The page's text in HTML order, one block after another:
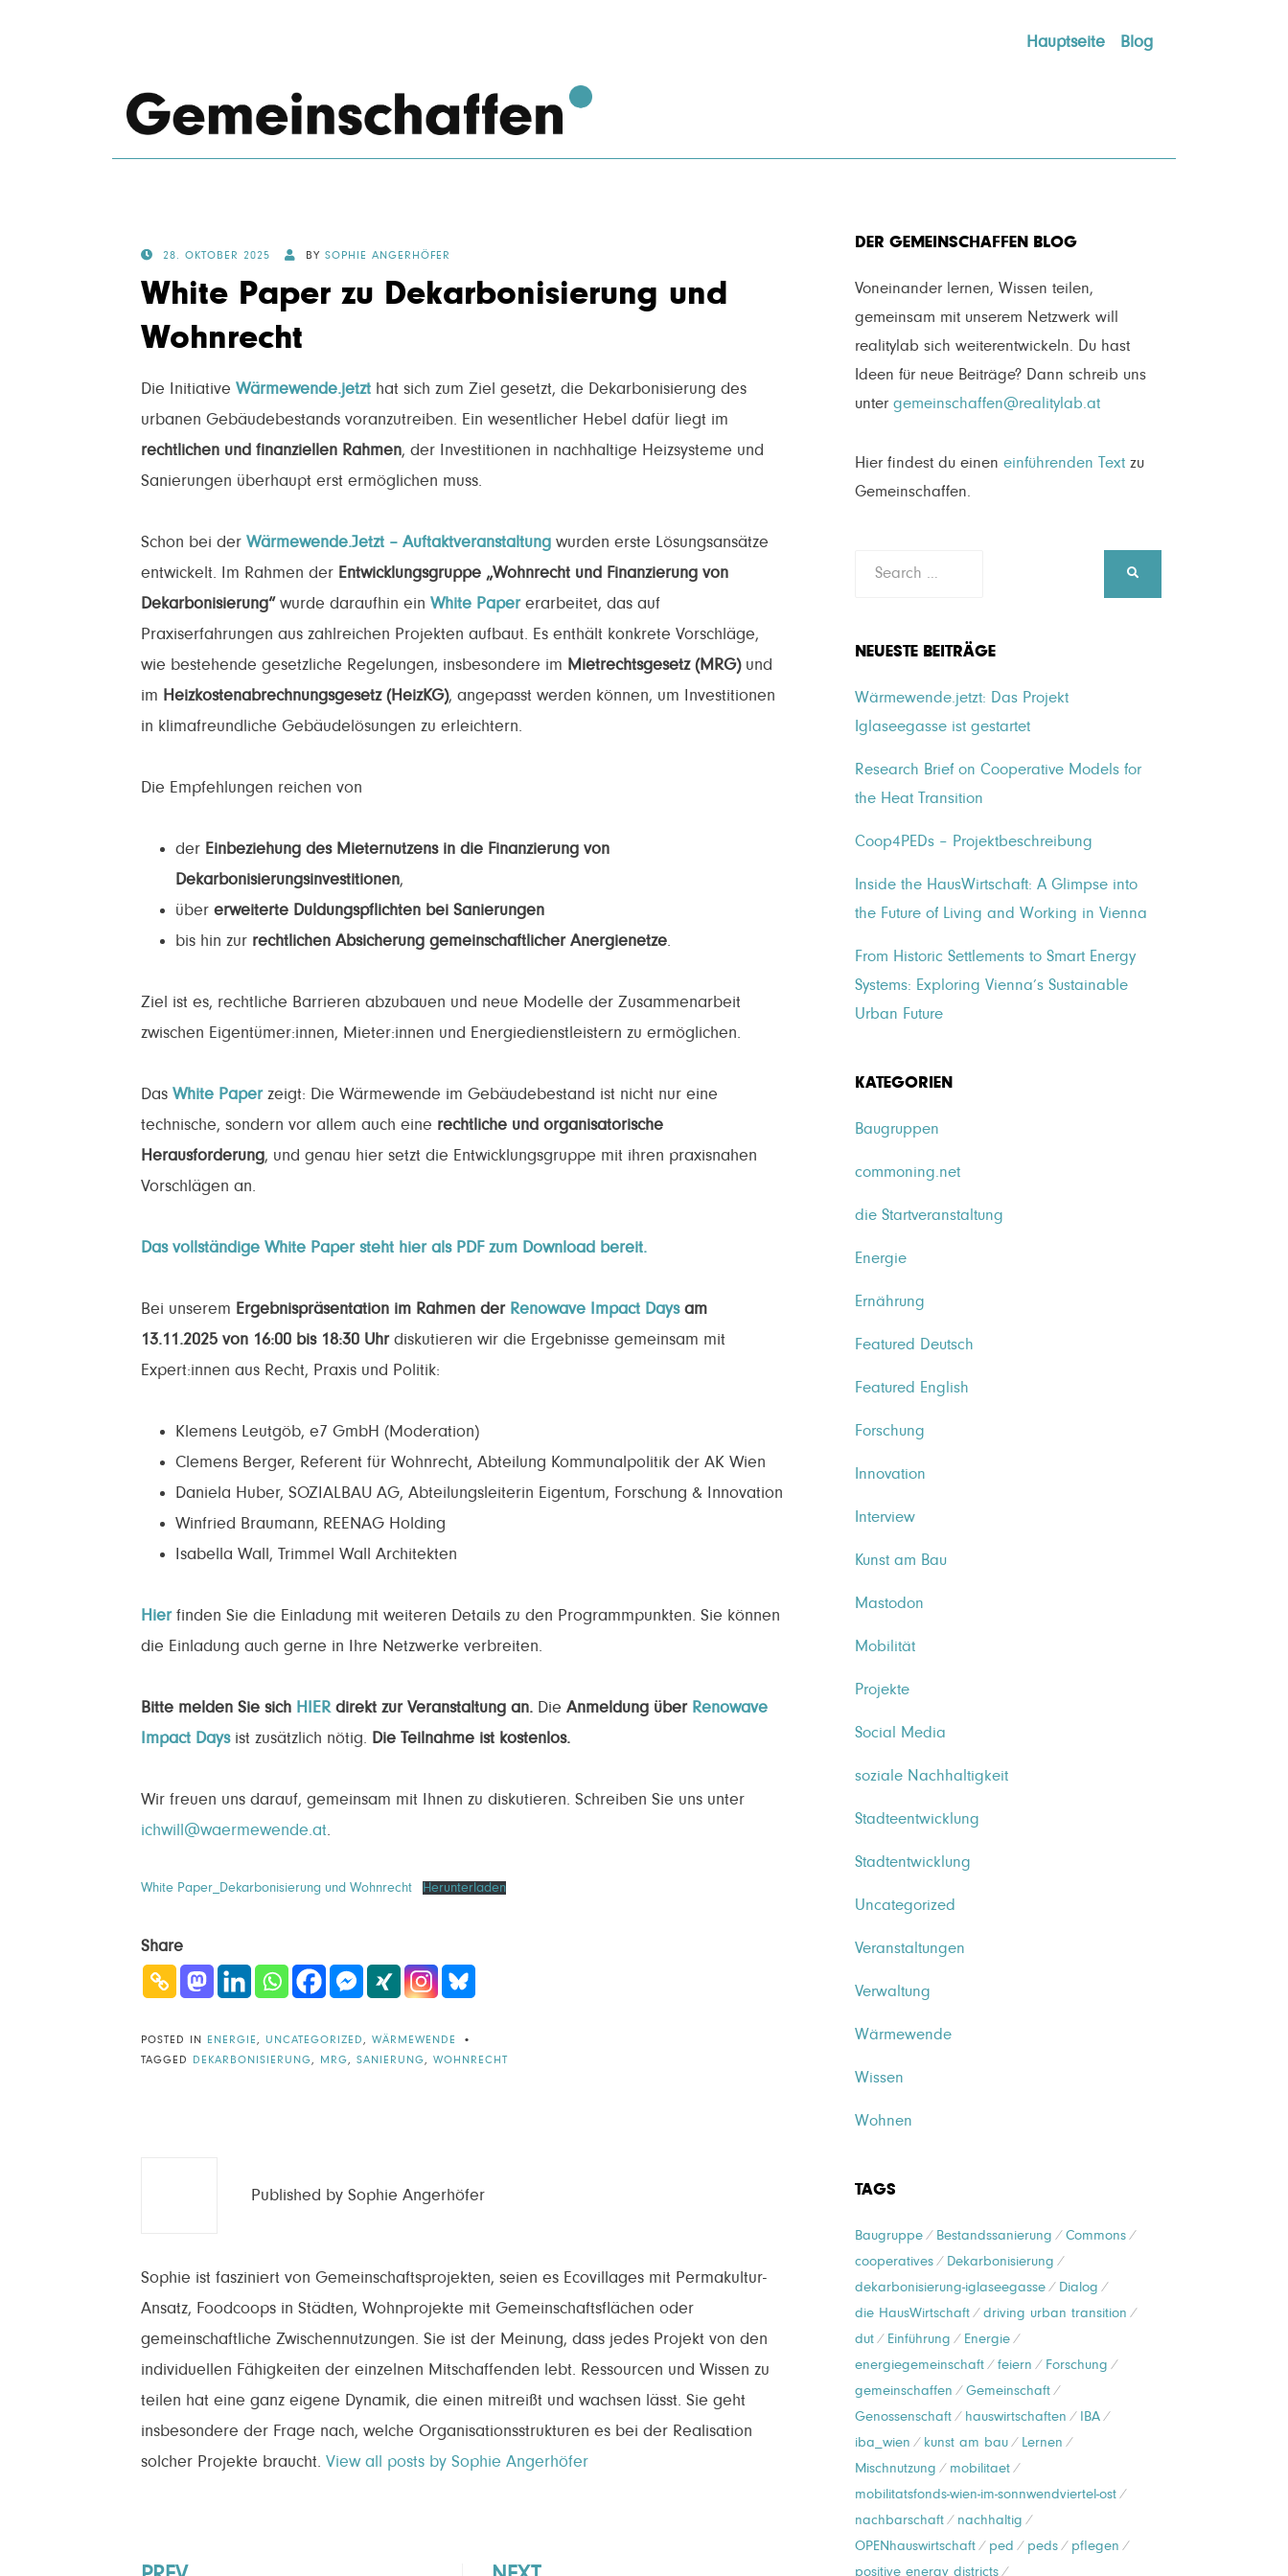
Hauptseite Blog
POSTED28. OKTOBER 2025 BY SOPHIE ANGERHÖFER
White Paper zu Dekarbonisierung und
Wohnrecht
Die Initiative Wärmewende.jetzt hat sich zum Ziel gesetzt, die Dekarbonisierung des
urbanen Gebäudebestands voranzutreiben. Ein wesentlicher Hebel dafür liegt im
rechtlichen und finanziellen Rahmen, der Investitionen in nachhaltige Heizsysteme und
Sanierungen überhaupt erst ermöglichen muss.
Schon bei der Wärmewende.Jetzt – Auftaktveranstaltung wurden erste Lösungsansätze
entwickelt. Im Rahmen der Entwicklungsgruppe „Wohnrecht und Finanzierung von
Dekarbonisierung“wurde daraufhin ein White Paper erarbeitet, das auf
Praxiserfahrungen aus zahlreichen Projekten aufbaut. Es enthält konkrete Vorschläge,
wie bestehende gesetzliche Regelungen, insbesondere im Mietrechtsgesetz (MRG)und
im Heizkostenabrechnungsgesetz (HeizKG), angepasst werden können, um Investitionen
in klimafreundliche Gebäudelösungen zu erleichtern.
Die Empfehlungen reichen von
der Einbeziehung des Mieternutzens in die Finanzierung von
Dekarbonisierungsinvestitionen,
über erweiterte Duldungspflichten bei Sanierungen
bis hin zur rechtlichen Absicherung gemeinschaftlicher Anergienetze.
Ziel ist es, rechtliche Barrieren abzubauen und neue Modelle der Zusammenarbeit
zwischen Eigentümer:innen, Mieter:innen und Energiedienstleistern zu ermöglichen.
Das White Paperzeigt: Die Wärmewende im Gebäudebestand ist nicht nur eine
technische, sondern vor allem auch eine rechtliche und organisatorische
Herausforderung, und genau hier setzt die Entwicklungsgruppe mit ihren praxisnahen
Vorschlägen an.
Das vollständige White Paper steht hier als PDF zum Download bereit.
Bei unserem Ergebnispräsentation im Rahmen der Renowave Impact Daysam
13.11.2025 von 16:00 bis 18:30 Uhr diskutieren wir die Ergebnisse gemeinsam mit
Expert:innen aus Recht, Praxis und Politik:
Klemens Leutgöb, e7 GmbH (Moderation)
Clemens Berger, Referent für Wohnrecht, Abteilung Kommunalpolitik der AK Wien
Daniela Huber, SOZIALBAU AG, Abteilungsleiterin Eigentum, Forschung & Innovation
Winfried Braumann, REENAG Holding
Isabella Wall, Trimmel Wall Architekten
Hierfinden Sie die Einladung mit weiteren Details zu den Programmpunkten. Sie können
die Einladung auch gerne in Ihre Netzwerke verbreiten.
Bitte melden Sie sich HIERdirekt zur Veranstaltung an. Die Anmeldung über Renowave
Impact Daysist zusätzlich nötig. Die Teilnahme ist kostenlos.
Wir freuen uns darauf, gemeinsam mit Ihnen zu diskutieren. Schreiben Sie uns unter
ichwill@waermewende.at.
White Paper_Dekarbonisierung und Wohnrecht Herunterladen
Share
POSTED IN ENERGIE , UNCATEGORIZED , WÄRMEWENDE
TAGGED
DEKARBONISIERUNG, MRG, SANIERUNG, WOHNRECHT
Published by Sophie Angerhöfer
Sophie ist fasziniert von Gemeinschaftsprojekten, seien es Ecovillages mit Permakultur-
Ansatz, Foodcoops in Städten, Wohnprojekte mit Gemeinschaftsflächen oder
gemeinschaftliche Zwischennutzungen. Sie ist der Meinung, dass jedes Projekt von den
individuellen Fähigkeiten der einzelnen Mitschaffenden lebt. Ressourcen und Wissen zu
teilen hat eine ganz eigene Dynamik, die einen mitreißt und wachsen lässt. Sie geht
insbesondere der Frage nach, welche Organisationsstrukturen es bei der Realisation
solcher Projekte braucht. View all posts by Sophie Angerhöfer
DER GEMEINSCHAFFEN BLOG
Voneinander lernen, Wissen teilen,
gemeinsam mit unserem Netzwerk will
realitylab sich weiterentwickeln. Du hast
Ideen für neue Beiträge? Dann schreib uns
unter gemeinschaffen@realitylab.at
Hier findest du einen einführenden Text zu
Gemeinschaffen.
Search
NEUESTE BEITRÄGE
Wärmewende.jetzt: Das Projekt
Iglaseegasse ist gestartet
Research Brief on Cooperative Models for
the Heat Transition
Coop4PEDs – Projektbeschreibung
Inside the HausWirtschaft: A Glimpse into
the Future of Living and Working in Vienna
From Historic Settlements to Smart Energy
Systems: Exploring Vienna’s Sustainable
Urban Future
KATEGORIEN
Baugruppen
commoning.net
die Startveranstaltung
Energie
Ernährung
Featured Deutsch
Featured English
Forschung
Innovation
Interview
Kunst am Bau
Mastodon
Mobilität
Projekte
Social Media
soziale Nachhaltigkeit
Stadteentwicklung
Stadtentwicklung
Uncategorized
Veranstaltungen
Verwaltung
Wärmewende
Wissen
Wohnen
TAGS
Baugruppe Bestandssanierung
Commons
cooperatives
Dekarbonisierung
dekarbonisierung-iglaseegasse
Dialog
die HausWirtschaft
driving urban transition
dut
Einführung
Energie
energiegemeinschaft
feiern
Forschung
gemeinschaffen
Gemeinschaft
Genossenschaft
hauswirtschaften
IBA
iba_wien
kunst am bau
Lernen
Mischnutzung
mobilitaet
mobilitatsfonds-wien-im-sonnwendviertel-ost
nachbarschaft
nachhaltig
OPENhauswirtschaft
ped peds
pflegen
positive energy districts